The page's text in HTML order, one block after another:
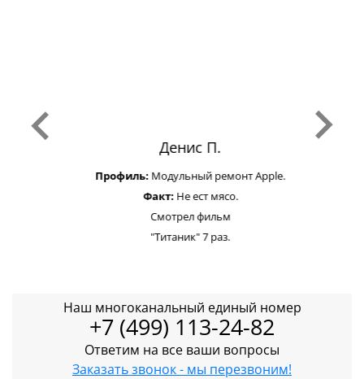
Денис П.
Профиль:Модульный ремонт Apple.
Факт:Не ест мясо.
Смотрел фильм
"Титаник" 7 раз.
Наш многоканальный единый номер
+7 (499) 113-24-82
Ответим на все ваши вопросы
Заказать звонок - мы перезвоним!